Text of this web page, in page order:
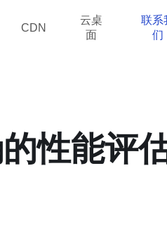
CDN
云桌
面
联系
们
性能评